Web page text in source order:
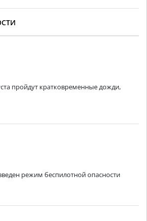
пройдут кратковременные дожди,
режим беспилотной опасности